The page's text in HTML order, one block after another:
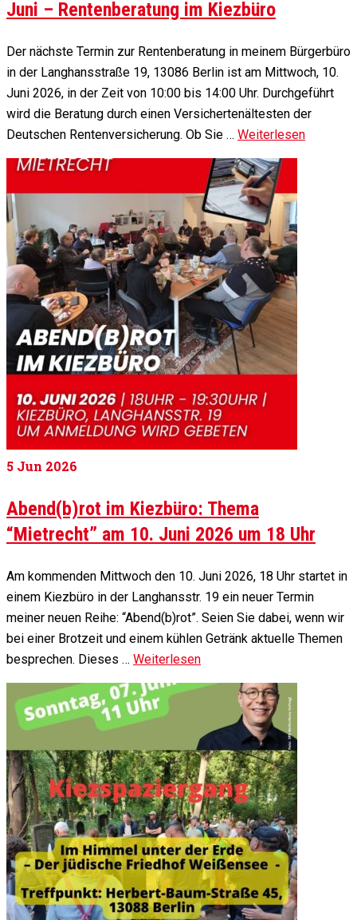
Juni – Rentenberatung im Kiezbüro
Der nächste Termin zur Rentenberatung in meinem Bürgerbüro
in der Langhansstraße 19, 13086 Berlin ist am Mittwoch, 10.
Juni 2026, in der Zeit von 10:00 bis 14:00 Uhr. Durchgeführt
wird die Beratung durch einen Versichertenältesten der
Deutschen Rentenversicherung. Ob Sie … Weiterlesen
5 Jun 2026
Abend(b)rot im Kiezbüro: Thema
“Mietrecht” am 10. Juni 2026 um 18 Uhr
Am kommenden Mittwoch den 10. Juni 2026, 18 Uhr startet in
einem Kiezbüro in der Langhansstr. 19 ein neuer Termin
meiner neuen Reihe: “Abend(b)rot”. Seien Sie dabei, wenn wir
bei einer Brotzeit und einem kühlen Getränk aktuelle Themen
besprechen. Dieses … Weiterlesen